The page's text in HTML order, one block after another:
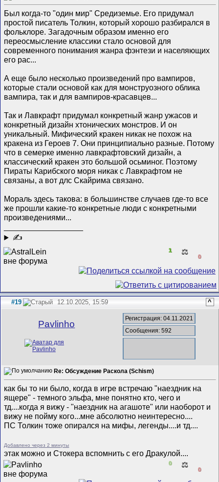
Был когда-то "один мир" Средиземье. Его придумал
простой писатель Толкин, который хорошо разбирался в
фольклоре. Загадочным образом именно его
переосмысление классики стало основой для
современного понимания жанра фэнтези и населяющих
его рас...
А еще было несколько произведений про вампиров,
которые стали основой как для монструозного облика
вампира, так и для вампиров-красавцев...
Так и Лавкрафт придумал конкретный жанр ужасов и
конкретный дизайн хтонических монстров. И он
уникальный. Мифический кракен никак не похож на
кракена из Героев 7. Они принципиально разные. Потому
что в семерке именно лавкрафтовский дизайн, а
классический кракен это большой осьминог. Поэтому
Пираты Карибского моря никак с Лавкрафтом не
связаны, а вот длс Скайрима связано.
Мораль здесь такова: в большинстве случаев где-то все
же прошли какие-то конкретные люди с конкретными
произведениями...
✍
1 ⚖️
0
#19 12.10.2025, 15:59 ^
Pavlinho
Регистрация: 04.11.2021
Сообщения: 592
Re: Обсуждение Раскола (Schism)
как бы то ни было, когда в игре встречаю "наездник на
ящере" - темного эльфа, мне понятно кто, чего и
тд....когда я вижу - "наездник на агашоте" или наоборот и
вижу не пойму кого...мне абсолютно неинтересно....
ПС Толкин тоже опирался на мифы, легенды....и тд....
Добавлено через 2 минуты
этак можно и Стокера вспомнить с его Дракулой....
0 ⚖️
0